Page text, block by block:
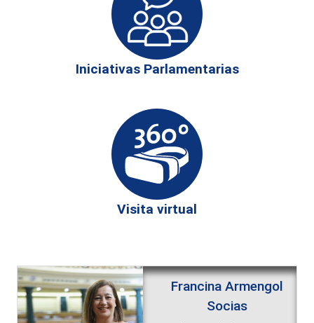
Iniciativas Parlamentarias
Visita virtual
Francina Armengol
Socias